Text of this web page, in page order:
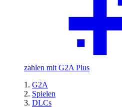
zahlen mit G2A Plus
G2A
Spielen
DLCs